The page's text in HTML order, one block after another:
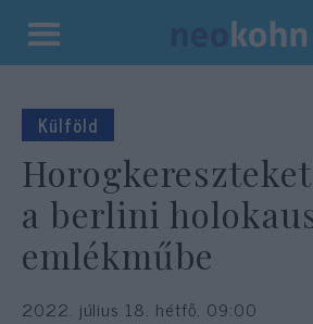
Kilépés
tartalomba
Külföld
a berlini
emlékműbe
2022. július 18. hétfő, 09:00